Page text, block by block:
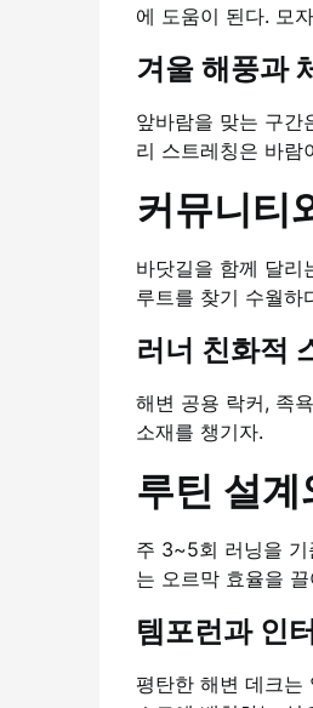
에 도움이 된다. 모
겨울 해풍과
앞바람을 맞는 구간
리 스트레칭은 바람
커뮤니티
바닷길을 함께 달리
루트를 찾기 수월하
러너 친화적
해변 공용 락커, 족
소재를 챙기자.
루틴 설계
주 3~5회 러닝을 기
는 오르막 효율을
템포런과 인
평탄한 해변 데크는